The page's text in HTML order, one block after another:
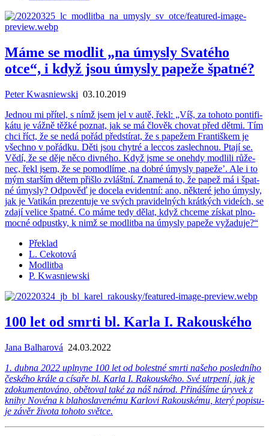
Máme se modlit „na úmysly Svatého
otce“, i když jsou úmysly papeže špatné?
Peter Kwasniewski 03.10.2019
Jed­nou mi pří­tel, s nímž jsem jel v autě, řekl: „Víš, za to­ho­to pon­ti­fi­
ká­tu je vážně těžké po­znat, jak se má člo­věk cho­vat před dětmi. Tím
chci říct, že se nedá pořád před­stí­rat, že s pa­pe­žem Fran­tiš­kem je
všech­no v po­řád­ku. Děti jsou chyt­ré a lec­cos za­slech­nou. Ptají se.
Vědí, že se děje něco div­né­ho. Když jsme se oneh­dy mod­li­li rů­že­
nec, řekl jsem, že se po­mod­lí­me ,na dobré úmys­ly pa­pe­žeʼ. Ale i to
mým star­ším dětem při­šlo zvlášt­ní. Zna­me­ná to, že papež má i špat­
né úmys­ly? Od­po­věď je do­ce­la evi­dent­ní: ano, ně­kte­ré jeho úmys­ly,
jak je Va­ti­kán pre­zen­tu­je ve svých pra­vi­del­ných krát­kých vi­deích, se
zdají ve­li­ce špat­né. Co máme tedy dělat, když chce­me zís­kat pl­no­
moc­né od­pust­ky, k nimž se mod­lit­ba na úmys­ly pa­pe­že vy­ža­du­je?“
Překlad
L. Cekotová
Modlitba
P. Kwasniewski
100 let od smrti bl. Karla I. Rakouského
Jana Balharová 24.03.2022
1. dubna 2022 upl­ny­ne 100 let od bo­lest­né smrti na­še­ho po­sled­ní­ho
čes­ké­ho krále a cí­sa­ře bl. Karla I. Ra­kous­ké­ho. Své utr­pe­ní, jak je
zdo­ku­men­to­vá­no, obě­to­val také za náš národ. Při­ná­ší­me úry­vek z
knihy No­vé­na k bla­ho­sla­ve­né­mu Kar­lo­vi Ra­kous­ké­mu, který po­pi­su­
je závěr ži­vo­ta to­ho­to svět­ce.